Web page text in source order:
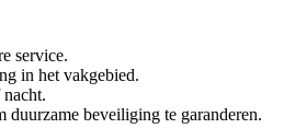
service.
in het vakgebied.
beveiliging te garanderen.